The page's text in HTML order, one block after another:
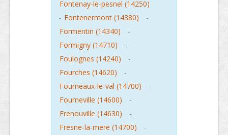
Fontenay-le-pesnel (14250)
- Fontenermont (14380)
-
Formentin (14340)
-
Formigny (14710)
-
Foulognes (14240)
-
Fourches (14620)
-
Fourneaux-le-val (14700)
-
Fourneville (14600)
-
Frenouville (14630)
-
Fresne-la-mere (14700)
-